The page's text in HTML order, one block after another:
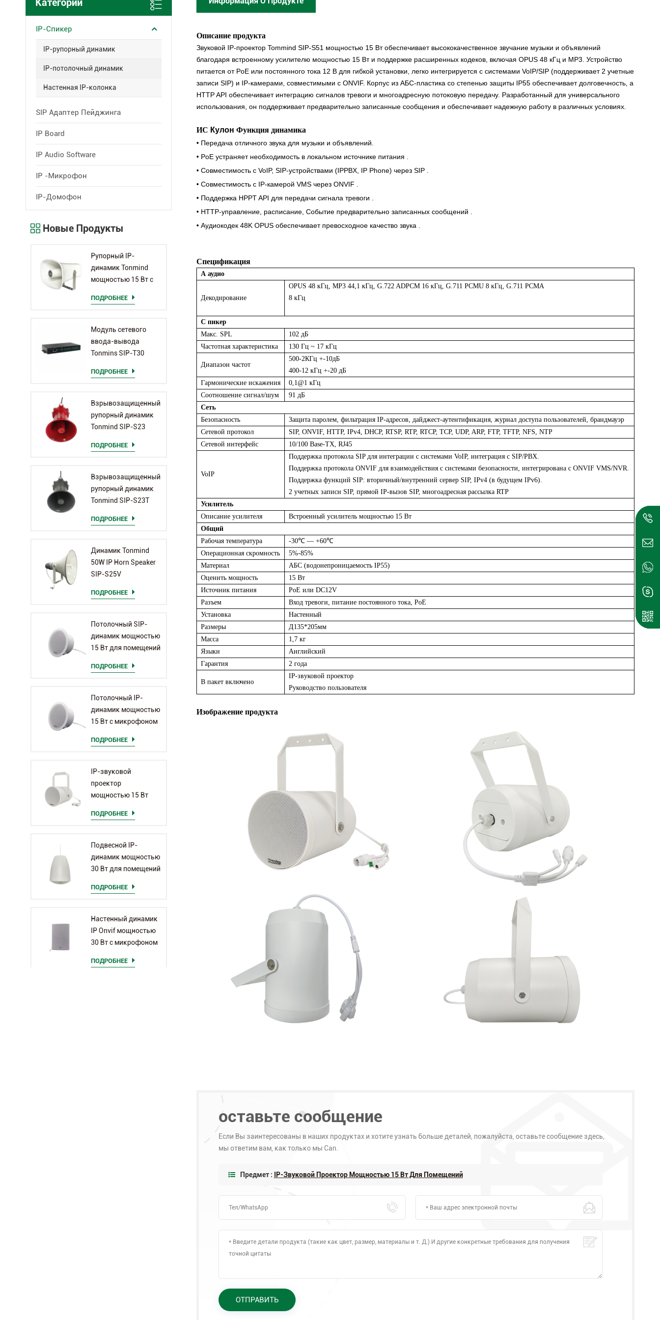
Категории
IP-Спикер
IP-рупорный динамик
IP-потолочный динамик
Настенная IP-колонка
SIP Адаптер Пейджинга
IP Board
IP Audio Software
IP -микрофон
IP-Домофон
Новые Продукты
Рупорный IP-
динамик Tonmind
мощностью 15 Вт с
S26H
ПОДРОБНЕЕ
Модуль сетевого
ввода-вывода
Tonmins SIP-T30
ПОДРОБНЕЕ
Взрывозащищенный
рупорный динамик
Tonmind SIP-S23
ПОДРОБНЕЕ
Взрывозащищенный
рупорный динамик
Tonmind SIP-S23T
ПОДРОБНЕЕ
Динамик Tonmind
50W IP Horn Speaker
SIP-S25V
ПОДРОБНЕЕ
Потолочный SIP-
динамик мощностью
15 Вт для помещений
ПОДРОБНЕЕ
Потолочный IP-
динамик мощностью
15 Вт с микрофоном
ПОДРОБНЕЕ
IP-звуковой
проектор
мощностью 15 Вт
ПОДРОБНЕЕ
Подвесной IP-
динамик мощностью
30 Вт для помещений
ПОДРОБНЕЕ
Настенный динамик
IP Onvif мощностью
30 Вт с микрофоном
ПОДРОБНЕЕ
Описание продукта
Звуковой IP-проектор Tommind SIP-S51 мощностью 15 Вт обеспечивает высококачественное звучание музыки и объявлений
благодаря встроенному усилителю мощностью 15 Вт и поддержке расширенных кодеков, включая OPUS 48 кГц и MP3. Устройство
питается от PoE или постоянного тока 12 В для гибкой установки, легко интегрируется с системами VoIP/SIP (поддерживает 2 учетные
записи SIP) и IP-камерами, совместимыми с ONVIF. Корпус из АБС-пластика со степенью защиты IP55 обеспечивает долговечность, а
HTTP API обеспечивает интеграцию сигналов тревоги и многоадресную потоковую передачу. Разработанный для универсального
использования, он поддерживает предварительно записанные сообщения и обеспечивает надежную работу в различных условиях.
ИС Кулон Функция динамика
• Передача отличного звука для музыки и объявлений.
• PoE устраняет необходимость в локальном источнике питания
• Совместимость с VoIP, SIP-устройствами (IPPBX, IP Phone) через SIP
• Совместимость с IP-камерой VMS через ONVIF
• Поддержка HPPT API для передачи сигнала тревоги
• HTTP-управление, расписание, Событие предварительно записанных сообщений
• Аудиокодек 48K OPUS обеспечивает превосходное качество звука
Спецификация
А аудио
Декодирование
OPUS 48 кГц, MP3 44,1 кГц, G.722 ADPCM 16 кГц, G.711 PCMU 8 кГц, G.711 PCMA
8 кГц
С пикер
Макс. SPL
102 дБ
Частотная характеристика
130 Гц ~ 17 кГц
Диапазон частот
500-2КГц +-10дБ
400-12 кГц +-20 дБ
Гармонические искажения
0,1@1 кГц
Соотношение сигнал/шум
91 дБ
Сеть
Безопасность
Защита паролем, фильтрация IP-адресов, дайджест-аутентификация, журнал доступа пользователей, брандмауэр
Сетевой протокол
SIP, ONVIF, HTTP, IPv4, DHCP, RTSP, RTP, RTCP, TCP, UDP, ARP, FTP, TFTP, NFS, NTP
Сетевой интерфейс
10/100 Base-TX, RJ45
VoIP
Поддержка протокола SIP для интеграции с системами VoIP, интеграция с SIP/PBX.
Поддержка протокола ONVIF для взаимодействия с системами безопасности, интегрирована с ONVIF VMS/NVR.
Поддержка функций SIP: вторичный/внутренний сервер SIP, IPv4 (в будущем IPv6).
2 учетных записи SIP, прямой IP-вызов SIP, многоадресная рассылка RTP
Усилитель
Описание усилителя
Встроенный усилитель мощностью 15 Вт
Общий
Рабочая температура
-30℃ — +60℃
Операционная скромность
5%-85%
Материал
АБС (водонепроницаемость IP55)
Оценить мощность
15 Вт
Источник питания
PoE или DC12V
Разъем
Вход тревоги, питание постоянного тока, PoE
Установка
Настенный
Размеры
Д135*205мм
Масса
1,7 кг
Языки
Английский
Гарантия
2 года
В пакет включено
IP-звуковой проектор
Руководство пользователя
Изображение продукта
оставьте сообщение
Если Вы заинтересованы в наших продуктах и хотите узнать больше деталей, пожалуйста, оставьте сообщение здесь,
мы ответим вам, как только мы Can.
Предмет : IP-Звуковой Проектор Мощностью 15 Вт Для Помещений